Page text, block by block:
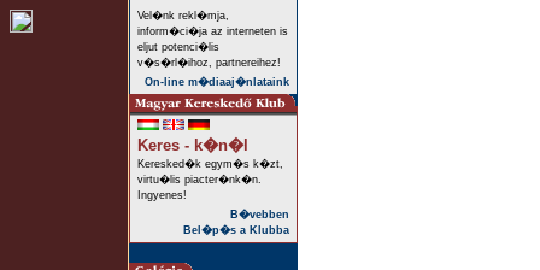
Vel�nk rekl�mja,
inform�ci�ja az interneten is
eljut potenci�lis
v�s�rl�ihoz, partnereihez!
On-line m�diaaj�nlataink
Keres - k�n�l
Keresked�k egym�s k�zt,
virtu�lis piacter�nk�n.
Ingyenes!
B�vebben
Bel�p�s a Klubba